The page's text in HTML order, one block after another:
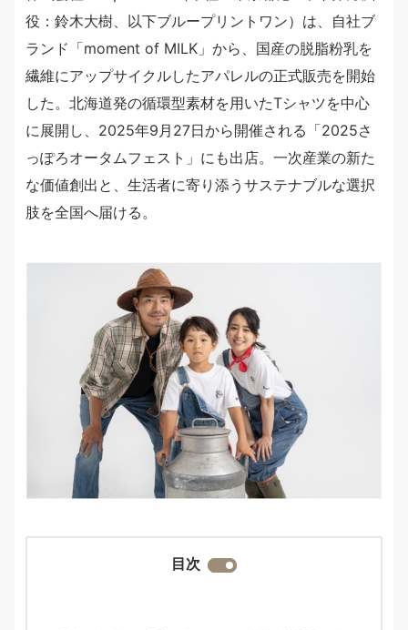
役：鈴木大樹、以下ブループリントワン）は、自社ブ
ランド「moment of MILK」から、国産の脱脂粉乳を
繊維にアップサイクルしたアパレルの正式販売を開始
した。北海道発の循環型素材を用いたTシャツを中心
に展開し、2025年9月27日から開催される「2025さ
っぽろオータムフェスト」にも出店。一次産業の新た
な価値創出と、生活者に寄り添うサステナブルな選択
肢を全国へ届ける。
目次